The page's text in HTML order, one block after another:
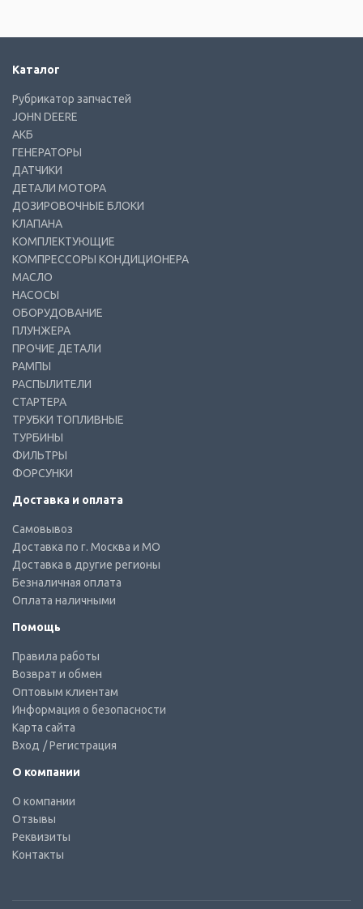
Каталог
Рубрикатор запчастей
JOHN DEERE
АКБ
ГЕНЕРАТОРЫ
ДАТЧИКИ
ДЕТАЛИ МОТОРА
ДОЗИРОВОЧНЫЕ БЛОКИ
КЛАПАНА
КОМПЛЕКТУЮЩИЕ
КОМПРЕССОРЫ КОНДИЦИОНЕРА
МАСЛО
НАСОСЫ
ОБОРУДОВАНИЕ
ПЛУНЖЕРА
ПРОЧИЕ ДЕТАЛИ
РАМПЫ
РАСПЫЛИТЕЛИ
СТАРТЕРА
ТРУБКИ ТОПЛИВНЫЕ
ТУРБИНЫ
ФИЛЬТРЫ
ФОРСУНКИ
Доставка и оплата
Самовывоз
Доставка по г. Москва и МО
Доставка в другие регионы
Безналичная оплата
Оплата наличными
Помощь
Правила работы
Возврат и обмен
Оптовым клиентам
Информация о безопасности
Карта сайта
Вход / Регистрация
О компании
О компании
Отзывы
Реквизиты
Контакты